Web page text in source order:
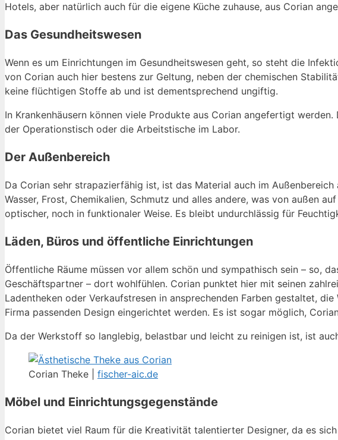
Hotels, aber natürlich auch für die eigene Küche zuhause, aus Corian
Das Gesundheitswesen
Wenn es um Einrichtungen im Gesundheitswesen geht, so steht die
von Corian auch hier bestens zur Geltung, neben der chemischen
keine flüchtigen Stoffe ab und ist dementsprechend ungiftig.
In Krankenhäusern können viele Produkte aus Corian angefertigt
der Operationstisch oder die Arbeitstische im Labor.
Der Außenbereich
Da Corian sehr strapazierfähig ist, ist das Material auch im
Wasser, Frost, Chemikalien, Schmutz und alles andere, was von außen
optischer, noch in funktionaler Weise. Es bleibt undurchlässig für
Läden, Büros und öffentliche Einrichtungen
Öffentliche Räume müssen vor allem schön und sympathisch sein – so,
Geschäftspartner – dort wohlfühlen. Corian punktet hier mit seinen
Ladentheken oder Verkaufstresen in ansprechenden Farben gestaltet,
Firma passenden Design eingerichtet werden. Es ist sogar möglich,
Da der Werkstoff so langlebig, belastbar und leicht zu reinigen ist, ist
Corian Theke | fischer-aic.de
Möbel und Einrichtungsgegenstände
Corian bietet viel Raum für die Kreativität talentierter Designer, da es